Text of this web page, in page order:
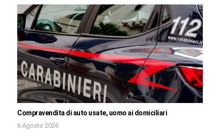
Compravendita di auto usate, uomo ai domiciliari
6 Agosto 2026